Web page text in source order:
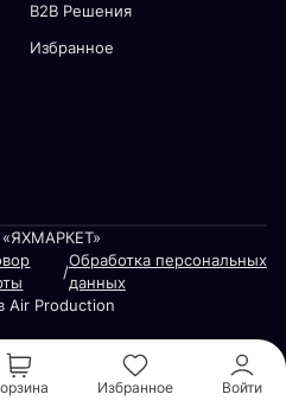
В2В Решения
Избранное
/
Обработка персональных
данных
Air Production
Избранное Войти